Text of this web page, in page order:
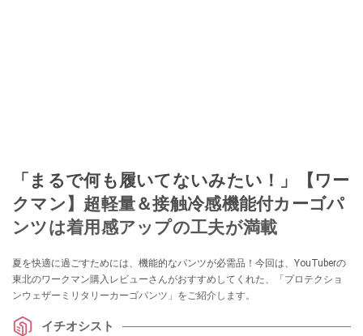
「まるで何も履いてないみたい！」【ワー
クマン】超軽量＆接触冷感機能付カーゴパ
ンツは着用感アップの工夫が満載
夏を快適に過ごすためには、機能的なパンツが必需品！今回は、YouTuberの
東北のワークマン購入レビューさんがおすすめしてくれた、「プロテクショ
ンウェザーミリタリーカーゴパンツ」をご紹介します。
イチオシスト